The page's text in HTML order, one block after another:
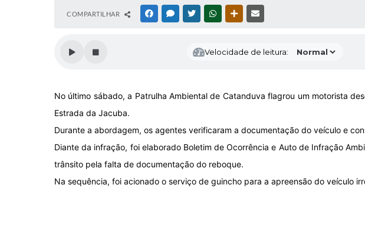
COMPARTILHAR FACEBOOKMESSENGER
TWITTERWHATSAPPOUTRAS MÍDIAS
Velocidade de leitura:
No último sábado, a Patrulha Ambiental de Catanduva flagrou um motorista
Estrada da Jacuba.
Durante a abordagem, os agentes verificaram a documentação do veículo e
Diante da infração, foi elaborado Boletim de Ocorrência e Auto de Infração
trânsito pela falta de documentação do reboque.
Na sequência, foi acionado o serviço de guincho para a apreensão do veículo